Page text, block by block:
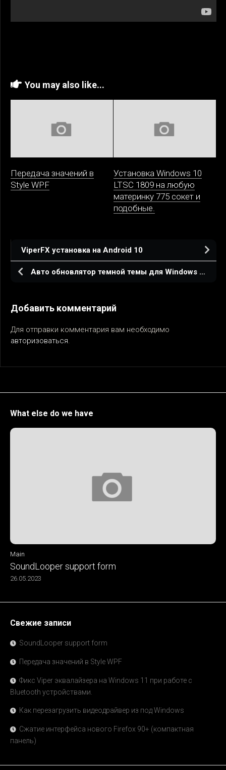
You may also like...
Передача значений в
Style WPF
Установка Windows 10
LTSC 1809 на любую
материнку 775 сокет и
подобные.
ViperFX установка на Android 10
Авто обновлятор темной темы для Windows 10
Добавить комментарий
Для отправки комментария вам необходимо
авторизоваться.
What else do we have
Main
SoundLooper support form
26.05.2023
Свежие записи
SoundLooper support form
Передача значений в Style WPF
Фикс Viper эквалайзера на Windows 11 при работе с
Bluetooth устройствами.
Как перезагрузить видеодрайвер из под Windows
Сжатие интерфейса нового Firefox 90+ (компактная
панель)